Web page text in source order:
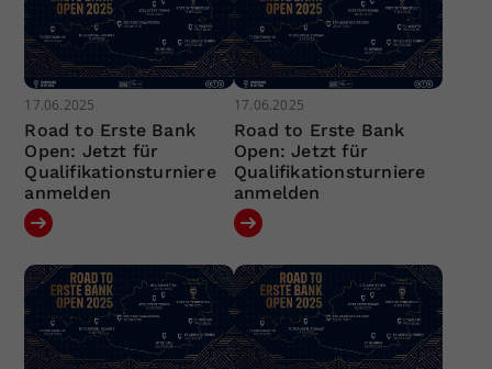
17.06.2025
Road to Erste Bank
Open: Jetzt für
Qualifikationsturniere
anmelden
17.06.2025
Road to Erste Bank
Open: Jetzt für
Qualifikationsturniere
anmelden